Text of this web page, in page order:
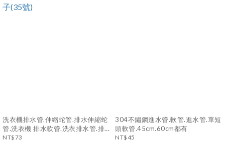
洗衣機排水管.伸縮蛇管.排水伸縮蛇
管.洗衣機 排水軟管.洗衣排水管.排
水軟管.洗衣機 管子(35號)
NT$73
304不鏽鋼進水管.軟管.進水管.單短
頭軟管.45cm.60cm都有
NT$45